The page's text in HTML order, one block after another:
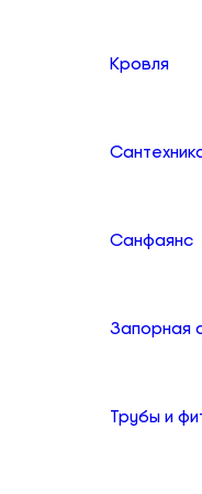
Кровля
Санфаянс
Запорная
Трубы и